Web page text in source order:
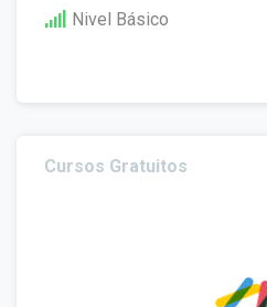
Nivel Básico
Cursos Gratuitos